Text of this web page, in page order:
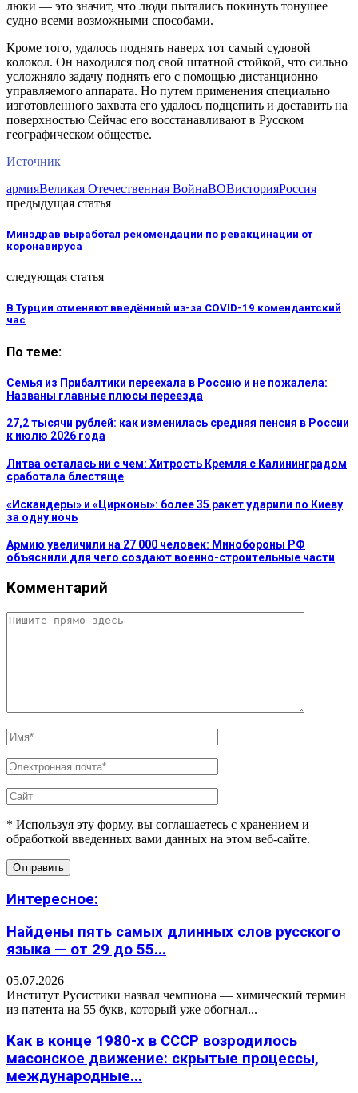
люки — это значит, что люди пытались покинуть тонущее
судно всеми возможными способами.
Кроме того, удалось поднять наверх тот самый судовой
колокол. Он находился под свой штатной стойкой, что сильно
усложняло задачу поднять его с помощью дистанционно
управляемого аппарата. Но путем применения специально
изготовленного захвата его удалось подцепить и доставить на
поверхностью Сейчас его восстанавливают в Русском
географическом обществе.
Источник
армияВеликая Отечественная ВойнаВОВисторияРоссия
предыдущая статья
Минздрав выработал рекомендации по ревакцинации от
коронавируса
следующая статья
В Турции отменяют введённый из-за COVID-19 комендантский
час
По теме:
Семья из Прибалтики переехала в Россию и не пожалела:
Названы главные плюсы переезда
27,2 тысячи рублей: как изменилась средняя пенсия в России
к июлю 2026 года
Литва осталась ни с чем: Хитрость Кремля с Калининградом
сработала блестяще
«Искандеры» и «Цирконы»: более 35 ракет ударили по Киеву
за одну ночь
Армию увеличили на 27 000 человек: Минобороны РФ
объяснили для чего создают военно-строительные части
Комментарий
* Используя эту форму, вы соглашаетесь с хранением и
обработкой введенных вами данных на этом веб-сайте.
Интересное:
Найдены пять самых длинных слов русского
языка — от 29 до 55...
05.07.2026
Институт Русистики назвал чемпиона — химический термин
из патента на 55 букв, который уже обогнал...
Как в конце 1980-х в СССР возродилось
масонское движение: скрытые процессы,
международные...